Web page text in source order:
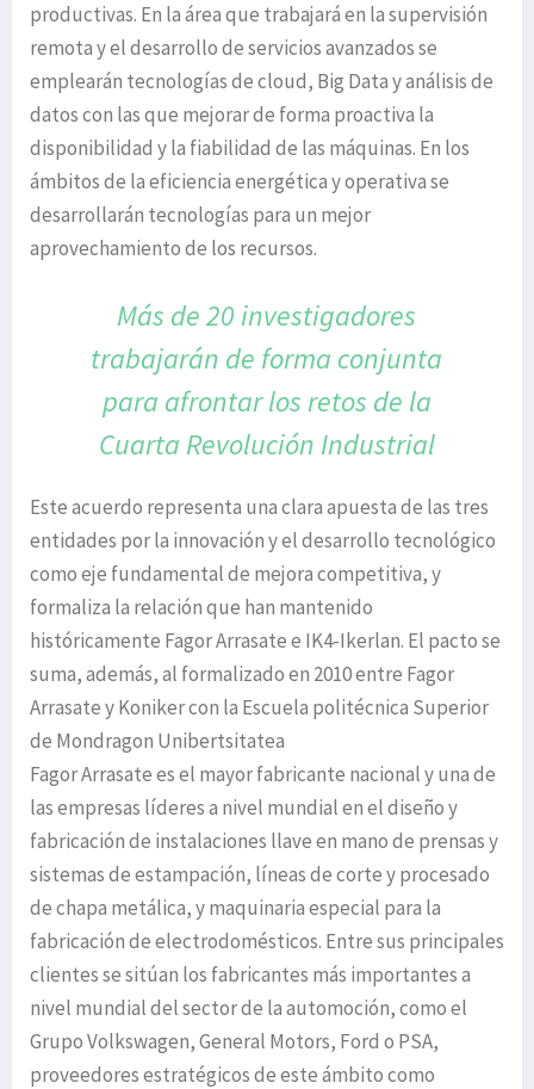
productivas. En la área que trabajará en la supervisión
remota y el desarrollo de servicios avanzados se
emplearán tecnologías de cloud, Big Data y análisis de
datos con las que mejorar de forma proactiva la
disponibilidad y la fiabilidad de las máquinas. En los
ámbitos de la eficiencia energética y operativa se
desarrollarán tecnologías para un mejor
aprovechamiento de los recursos.
Más de 20 investigadores
trabajarán de forma conjunta
para afrontar los retos de la
Cuarta Revolución Industrial
Este acuerdo representa una clara apuesta de las tres
entidades por la innovación y el desarrollo tecnológico
como eje fundamental de mejora competitiva, y
formaliza la relación que han mantenido
históricamente Fagor Arrasate e IK4-Ikerlan. El pacto se
suma, además, al formalizado en 2010 entre Fagor
Arrasate y Koniker con la Escuela politécnica Superior
de Mondragon Unibertsitatea
Fagor Arrasate es el mayor fabricante nacional y una de
las empresas líderes a nivel mundial en el diseño y
fabricación de instalaciones llave en mano de prensas y
sistemas de estampación, líneas de corte y procesado
de chapa metálica, y maquinaria especial para la
fabricación de electrodomésticos. Entre sus principales
clientes se sitúan los fabricantes más importantes a
nivel mundial del sector de la automoción, como el
Grupo Volkswagen, General Motors, Ford o PSA,
proveedores estratégicos de este ámbito como